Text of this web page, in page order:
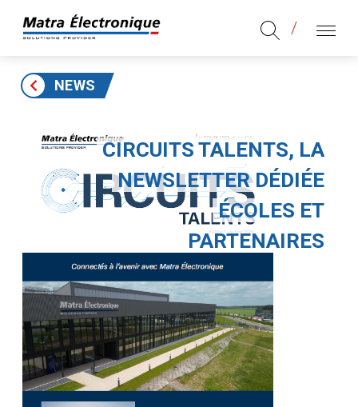
Aller au contenu
Aller au menu principal
MENU
NEWS
CIRCUITS TALENTS, LA
NEWSLETTER DÉDIÉE
ÉCOLES ET
PARTENAIRES